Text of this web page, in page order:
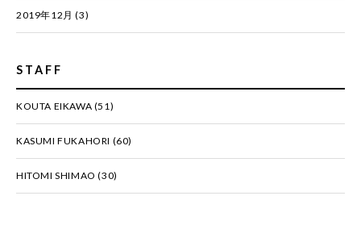
2019年12月 (3)
STAFF
KOUTA EIKAWA (51)
KASUMI FUKAHORI (60)
HITOMI SHIMAO (30)